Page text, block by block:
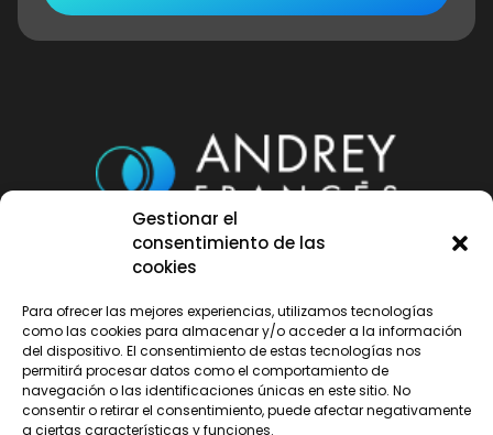
Gestionar el
consentimiento de las
cookies
Para ofrecer las mejores experiencias, utilizamos tecnologías
como las cookies para almacenar y/o acceder a la información
del dispositivo. El consentimiento de estas tecnologías nos
permitirá procesar datos como el comportamiento de
navegación o las identificaciones únicas en este sitio. No
consentir o retirar el consentimiento, puede afectar negativamente
a ciertas características y funciones.
652 829 748|sonido@andreyfrances.com |
Avd.
de América, 50007 Zaragoza
Copyright © 2024 Andrey Francés |Aviso legal
Política de privacidad |Política de cookies